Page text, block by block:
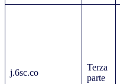
j.6sc.co
Terza
parte